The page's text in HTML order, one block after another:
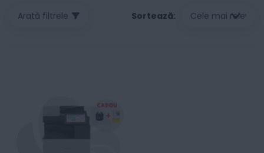
Arată filtrele Sortează